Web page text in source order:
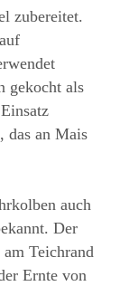
zubereitet.
gekocht als
das an Mais
auch
Der
Teichrand
Ernte von